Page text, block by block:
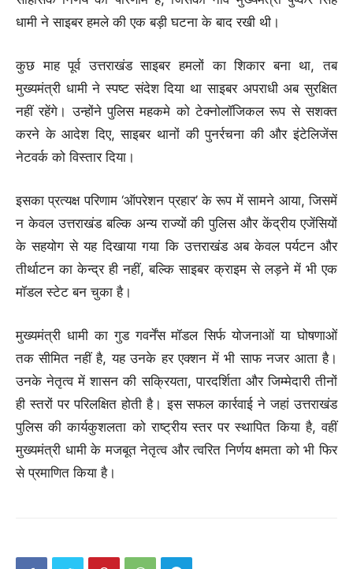
धामी ने साइबर हमले की एक बड़ी घटना के बाद रखी थी।
कुछ माह पूर्व उत्तराखंड साइबर हमलों का शिकार बना था, तब
मुख्यमंत्री धामी ने स्पष्ट संदेश दिया था साइबर अपराधी अब सुरक्षित
नहीं रहेंगे। उन्होंने पुलिस महकमे को टेक्नोलॉजिकल रूप से सशक्त
करने के आदेश दिए, साइबर थानों की पुनर्रचना की और इंटेलिजेंस
नेटवर्क को विस्तार दिया।
इसका प्रत्यक्ष परिणाम ‘ऑपरेशन प्रहार’ के रूप में सामने आया, जिसमें
न केवल उत्तराखंड बल्कि अन्य राज्यों की पुलिस और केंद्रीय एजेंसियों
के सहयोग से यह दिखाया गया कि उत्तराखंड अब केवल पर्यटन और
तीर्थाटन का केन्द्र ही नहीं, बल्कि साइबर क्राइम से लड़ने में भी एक
मॉडल स्टेट बन चुका है।
मुख्यमंत्री धामी का गुड गवर्नेंस मॉडल सिर्फ योजनाओं या घोषणाओं
तक सीमित नहीं है, यह उनके हर एक्शन में भी साफ नजर आता है।
उनके नेतृत्व में शासन की सक्रियता, पारदर्शिता और जिम्मेदारी तीनों
ही स्तरों पर परिलक्षित होती है। इस सफल कार्रवाई ने जहां उत्तराखंड
पुलिस की कार्यकुशलता को राष्ट्रीय स्तर पर स्थापित किया है, वहीं
मुख्यमंत्री धामी के मजबूत नेतृत्व और त्वरित निर्णय क्षमता को भी फिर
से प्रमाणित किया है।